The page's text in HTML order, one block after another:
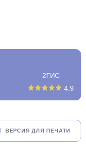
2ГИС
4.9
ВЕРСИЯ ДЛЯ ПЕЧАТИ